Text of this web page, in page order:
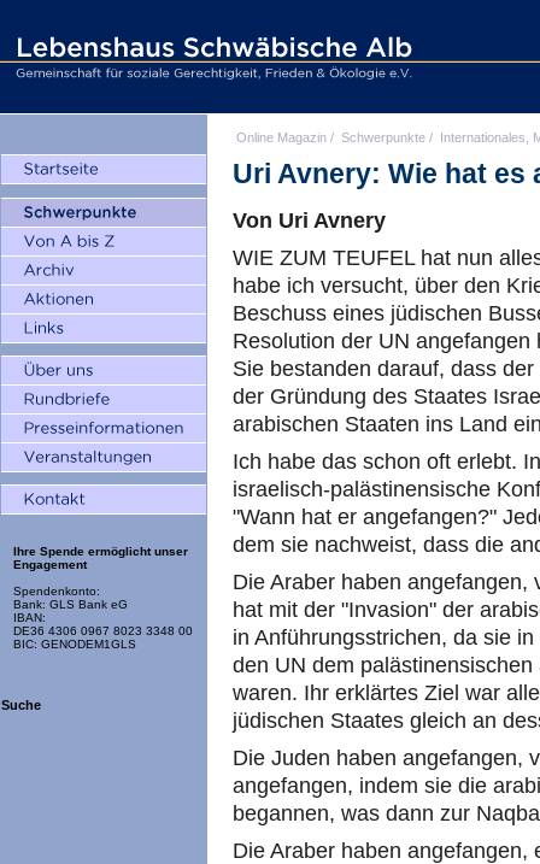
Ihre Spende ermöglicht unser
Engagement
Spendenkonto:
Bank: GLS Bank eG
IBAN:
DE36 4306 0967 8023 3348 00
BIC: GENODEM1GLS
Suche
Online Magazin / Schwerpunkte / Internationales,
Uri Avnery: Wie hat es
Von Uri Avnery
WIE ZUM TEUFEL hat nun
habe ich versucht, über den
Beschuss eines jüdischen
Resolution der UN
Sie bestanden darauf, dass
der Gründung des Staates
arabischen Staaten ins Land
Ich habe das schon oft erlebt.
israelisch-palästinensische
"Wann hat er angefangen?"
dem sie nachweist, dass die
Die Araber haben
hat mit der "Invasion" der
in Anführungsstrichen, da sie
den UN dem
waren. Ihr erklärtes Ziel war
jüdischen Staates gleich an
Die Juden haben angefangen,
angefangen, indem sie die
begannen, was dann zur
Die Araber haben angefangen,